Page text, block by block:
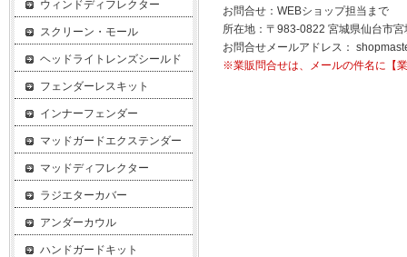
お問合せ：WEBショップ担当まで
所在地：〒983-0822 宮城県仙台市
お問合せメールアドレス：
※業販問合せは、メールの件名に【
ウィンドディフレクター
スクリーン・モール
ヘッドライトレンズシールド
フェンダーレスキット
インナーフェンダー
マッドガードエクステンダー
マッドディフレクター
ラジエターカバー
アンダーカウル
ハンドガードキット